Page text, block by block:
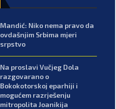
Mandić: Niko nema pravo da
ovdašnjim Srbima mjeri
srpstvo
Na proslavi Vučjeg Dola
razgovarano o
Bokokotorskoj eparhiji i
mogućem razrješenju
mitropolita Joanikija